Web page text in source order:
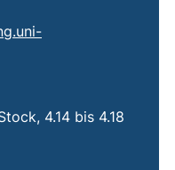
E-Mail-Programm)
einen Telefonanruf,
4.14 bis 4.18